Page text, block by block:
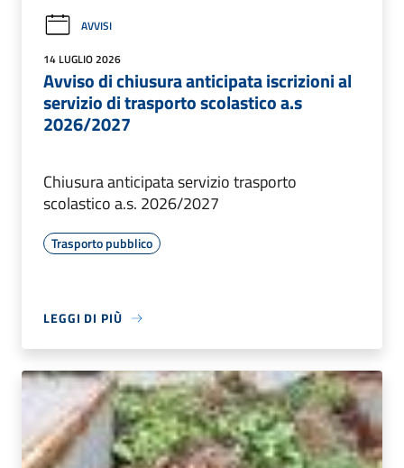
AVVISI
14 LUGLIO 2026
Avviso di chiusura anticipata iscrizioni al
servizio di trasporto scolastico a.s
2026/2027
Chiusura anticipata servizio trasporto
scolastico a.s. 2026/2027
Trasporto pubblico
LEGGI DI PIÙ